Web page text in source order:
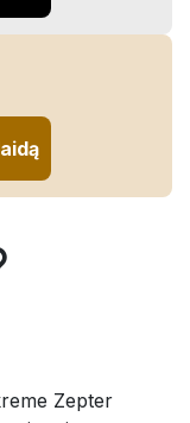
Zepter